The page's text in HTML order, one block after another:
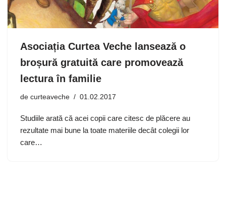
Asociația Curtea Veche lansează o
broșură gratuită care promovează
lectura în familie
de curteaveche 01.02.2017
Studiile arată că acei copii care citesc de plăcere au
rezultate mai bune la toate materiile decât colegii lor
care…